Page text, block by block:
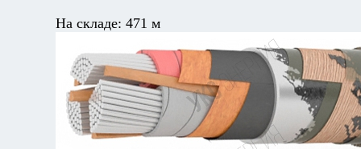
На складе: 471 м